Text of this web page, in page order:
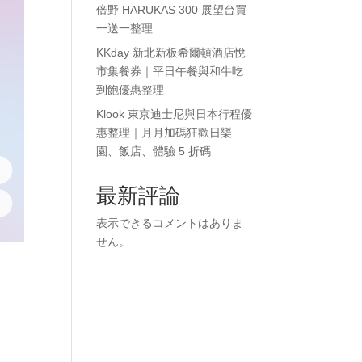
倍野 HARUKAS 300 展望台買
一送一整理
KKday 新北新板希爾頓酒店悅
市集餐券｜平日午餐與和牛吃
到飽優惠整理
Klook 東京迪士尼與日本行程優
惠整理｜月月加碼狂歡日樂
園、飯店、體驗 5 折碼
最新評論
表示できるコメントはありま
せん。